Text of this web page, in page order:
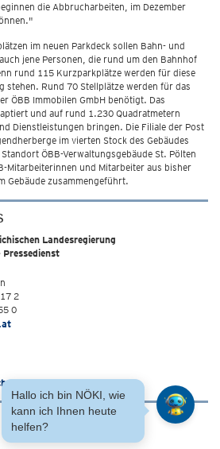
die Abbrucharbeiten, im Dezember
im neuen Parkdeck sollen Bahn- und
jene Personen, die rund um den Bahnhof
rund 115 Kurzparkplätze werden für diese
stehen. Rund 70 Stellplätze werden für das
ÖBB Immobilen GmbH benötigt. Das
und auf rund 1.230 Quadratmetern
Dienstleistungen bringen. Die Filiale der Post
im vierten Stock des Gebäudes
ÖBB-Verwaltungsgebäude St. Pölten
Mitarbeiterinnen und Mitarbeiter aus bisher
Gebäude zusammengeführt.
Landesregierung
2
0
Hallo ich bin NÖKI, wie
kann ich Ihnen heute
helfen?